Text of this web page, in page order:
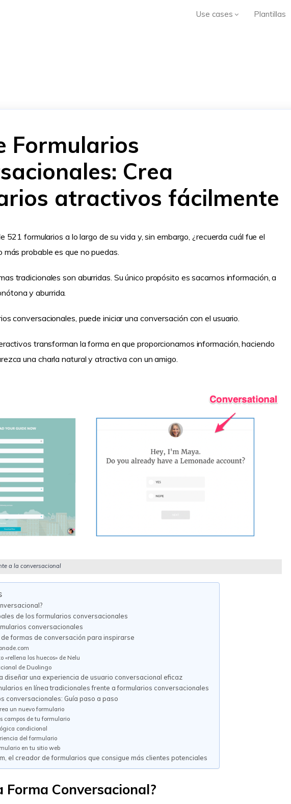
Use cases Plantillas
Formularios
Crea
atractivos fácilmente
521 formularios a lo largo de su vida y, sin embargo, ¿recuerda cuál fue el
más probable es que no puedas.
tradicionales son aburridas. Su único propósito es sacarnos información, a
y aburrida.
conversacionales, puede iniciar una conversación con el usuario.
transforman la forma en que proporcionamos información, haciendo
una charla natural y atractiva con un amigo.
a la conversacional
de los formularios conversacionales
conversacionales
formas de conversación para inspirarse
«rellena los huecos» de Nelu
de Duolingo
diseñar una experiencia de usuario conversacional eficaz
en línea tradicionales frente a formularios conversacionales
conversacionales: Guía paso a paso
un nuevo formulario
campos de tu formulario
condicional
del formulario
en tu sitio web
el creador de formularios que consigue más clientes potenciales
Forma Conversacional?